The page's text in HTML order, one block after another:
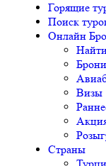
Горящие
Поиск
Онлайн
Визы
Страны